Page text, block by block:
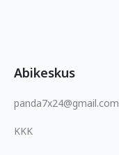
Abikeskus
panda7x24@gmail.com
KKK